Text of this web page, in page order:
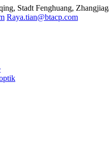
Stadt Fenghuang,
Raya.tian@btacp.com